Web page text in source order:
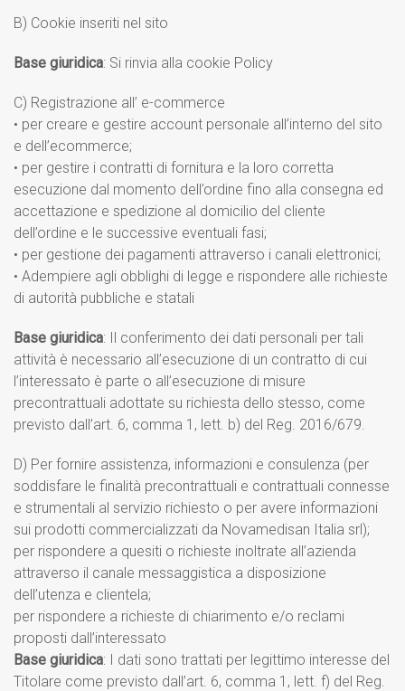
B) Cookie inseriti nel sito
Base giuridica: Si rinvia alla cookie Policy
C) Registrazione all’ e-commerce
• per creare e gestire account personale all’interno del sito
e dell’ecommerce;
• per gestire i contratti di fornitura e la loro corretta
esecuzione dal momento dell’ordine fino alla consegna ed
accettazione e spedizione al domicilio del cliente
dell’ordine e le successive eventuali fasi;
• per gestione dei pagamenti attraverso i canali elettronici;
• Adempiere agli obblighi di legge e rispondere alle richieste
di autorità pubbliche e statali
Base giuridica: Il conferimento dei dati personali per tali
attività è necessario all’esecuzione di un contratto di cui
l’interessato è parte o all’esecuzione di misure
precontrattuali adottate su richiesta dello stesso, come
previsto dall’art. 6, comma 1, lett. b) del Reg. 2016/679.
D) Per fornire assistenza, informazioni e consulenza (per
soddisfare le finalità precontrattuali e contrattuali connesse
e strumentali al servizio richiesto o per avere informazioni
sui prodotti commercializzati da Novamedisan Italia srl);
per rispondere a quesiti o richieste inoltrate all’azienda
attraverso il canale messaggistica a disposizione
dell’utenza e clientela;
per rispondere a richieste di chiarimento e/o reclami
proposti dall’interessato
Base giuridica: I dati sono trattati per legittimo interesse del
Titolare come previsto dall’art. 6, comma 1, lett. f) del Reg.